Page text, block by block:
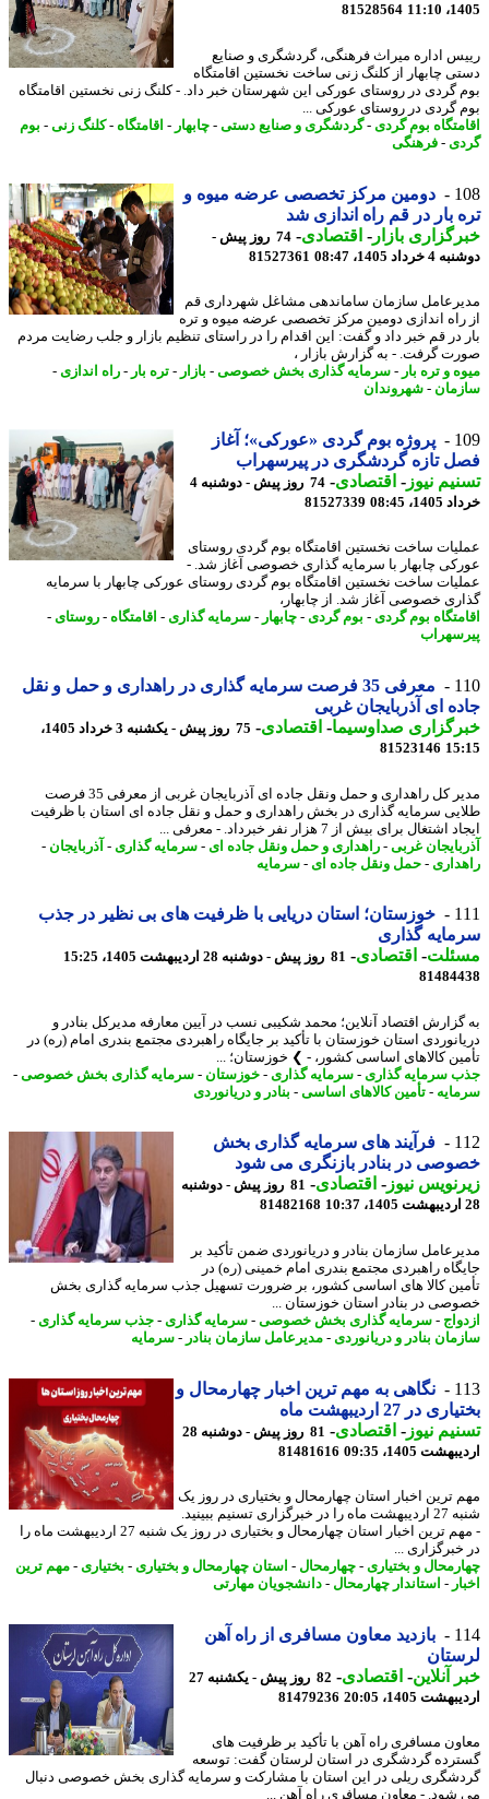
81528564
اداره میراث فرهنگی، گردشگری و صنایع
چابهار از کلنگ زنی ساخت نخستین اقامتگاه
گردی در روستای عورکی این شهرستان خبر داد. - کلنگ زنی نخستین اقامتگاه
گردی در روستای عورکی ...
بوم گردی-گردشگری و صنایع دستی-چابهار-اقامتگاه-کلنگ زنی - بوم
-فرهنگی
دومین مرکز تخصصی عرضه میوه و
بار در قم راه اندازی شد
بازار- اقتصادی-
74 روز پیش -
1405، 08:47
81527361
سازمان ساماندهی مشاغل شهرداری قم
اندازی دومین مرکز تخصصی عرضه میوه و تره
در قم خبر داد و گفت: این اقدام را در راستای تنظیم بازار و جلب رضایت مردم
گرفت. - به گزارش بازار ،
و تره بار - سرمایه گذاری بخش خصوصی-بازار - تره بار - راه اندازی-
-شهروندان
پروژه بوم گردی «عورکی»؛ آغاز
تازه گردشگری در پیرسهراب
نیوز-اقتصادی-
74 روز پیش - دوشنبه 4
08:45
81527339
ساخت نخستین اقامتگاه بوم گردی روستای
چابهار با سرمایه گذاری خصوصی آغاز شد. -
ساخت نخستین اقامتگاه بوم گردی روستای عورکی چابهار با سرمایه
خصوصی آغاز شد. از چابهار،
بوم گردی-بوم گردی-چابهار-سرمایه گذاری- اقامتگاه-روستای-
معرفی 35 فرصت سرمایه گذاری در راهداری و حمل و نقل
ای آذربایجان غربی
صداوسیما-اقتصادی-
75 روز پیش - یکشنبه 3 خرداد 1405،
81523146
مدیر کل راهداری و حمل ونقل جاده ای آذربایجان غربی از معرفی 35 فرصت
سرمایه گذاری در بخش راهداری و حمل و نقل جاده ای استان با ظرفیت
برای بیش از 7 هزار نفر خبرداد. - معرفی ...
غربی- راهداری و حمل ونقل جاده ای- سرمایه گذاری- آذربایجان-
- حمل ونقل جاده ای- سرمایه
خوزستان؛ استان دریایی با ظرفیت های بی نظیر در جذب
گذاری
-اقتصادی-81 روز پیش - دوشنبه 28 اردیبهشت 1405، 15:25
اقتصاد آنلاین؛ محمد شکیبی نسب در آیین معارفه مدیرکل بنادر و
استان خوزستان با تأکید بر جایگاه راهبردی مجتمع بندری امام (ره) در
کالاهای اساسی کشور، - ❯ خوزستان؛ ...
سرمایه گذاری- سرمایه گذاری- خوزستان-سرمایه گذاری بخش خصوصی-
-تأمین کالاهای اساسی-بنادر و دریانوردی
فرآیند های سرمایه گذاری بخش
در بنادر بازنگری می شود
نیوز-اقتصادی-
81 روز پیش - دوشنبه
81482168
سازمان بنادر و دریانوردی ضمن تأکید بر
راهبردی مجتمع بندری امام خمینی (ره) در
کالا های اساسی کشور، بر ضرورت تسهیل جذب سرمایه گذاری بخش
در بنادر استان خوزستان ...
-سرمایه گذاری بخش خصوصی-سرمایه گذاری- جذب سرمایه گذاری-
بنادر و دریانوردی-مدیرعامل سازمان بنادر -سرمایه
نگاهی به مهم ترین اخبار چهارمحال و
در 27 اردیبهشت ماه
نیوز-اقتصادی-
81 روز پیش - دوشنبه 28
1405، 09:35
81481616
ترین اخبار استان چهارمحال و بختیاری در روز یک
شنبه 27 اردیبهشت ماه را در خبرگزاری تسنیم ببینید.
- مهم ترین اخبار استان چهارمحال و بختیاری در روز یک شنبه 27 اردیبهشت ماه را
...
و بختیاری- چهارمحال-استان چهارمحال و بختیاری- بختیاری- مهم ترین
-استاندار چهارمحال-دانشجویان مهارتی
بازدید معاون مسافری از راه آهن
آنلاین-اقتصادی-
82 روز پیش - یکشنبه 27
1405، 20:05
81479236
مسافری راه آهن با تأکید بر ظرفیت های
گردشگری در استان لرستان گفت: توسعه
ریلی در این استان با مشارکت و سرمایه گذاری بخش خصوصی دنبال
- معاون مسافری راه آهن ...